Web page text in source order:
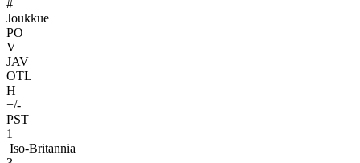
#
Joukkue
PO
V
JAV
OTL
H
+/-
PST
1
Iso-Britannia